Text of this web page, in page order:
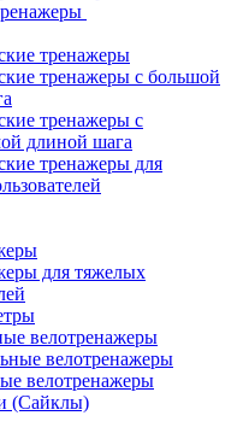
тренажеры
тренажеры с большой
тренажеры с
длиной шага
тренажеры для
для тяжелых
велотренажеры
велотренажеры
велотренажеры
(Сайклы)